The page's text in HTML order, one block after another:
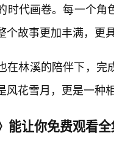
时代画卷。每一个
个故事更加丰满，更
在林溪的陪伴下，
风花雪月，更是一种
能让你免费观看